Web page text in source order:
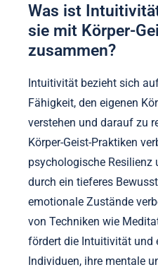
Was ist
sie mit Körper-
zusammen?
Intuitivität bezieht sich
Fähigkeit, den eigenen
verstehen und darauf zu
Körper-Geist-Praktiken
psychologische Resilienz
durch ein tieferes
emotionale Zustände
von Techniken wie
fördert die Intuitivität und
Individuen, ihre mentale